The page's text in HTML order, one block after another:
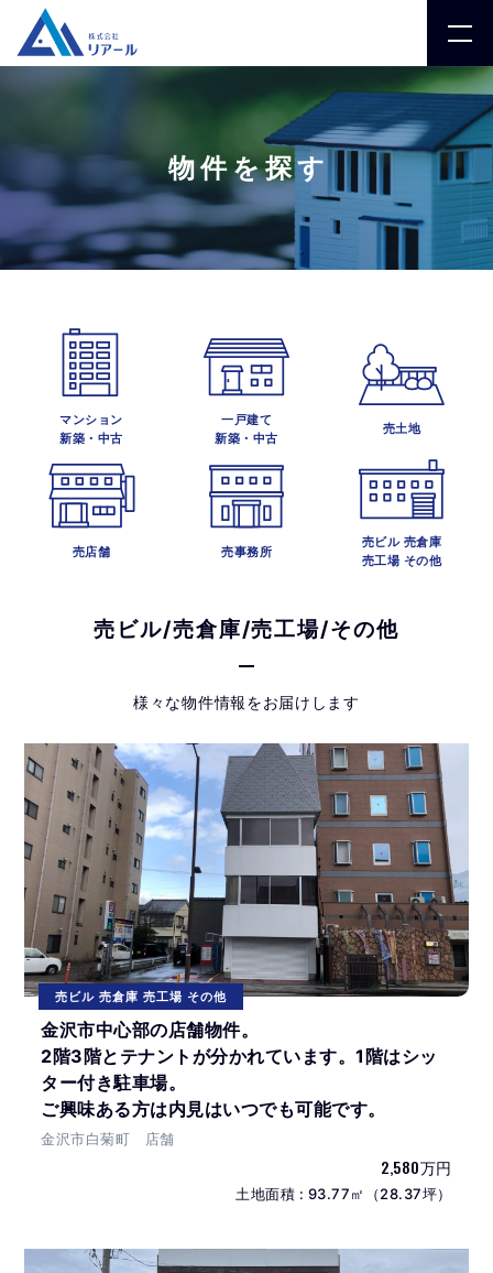
物件を探す
マンション
新築・中古
一戸建て
新築・中古
売土地
売店舗 売事務所
売ビル 売倉庫
売工場 その他
売ビル/売倉庫/売工場/その他
様々な物件情報をお届けします
売ビル 売倉庫 売工場 その他
金沢市中心部の店舗物件。
2階3階とテナントが分かれています。1階はシッ
ター付き駐車場。
ご興味ある方は内見はいつでも可能です。
金沢市白菊町 店舗
2,580万円
土地面積 : 93.77㎡（28.37坪）